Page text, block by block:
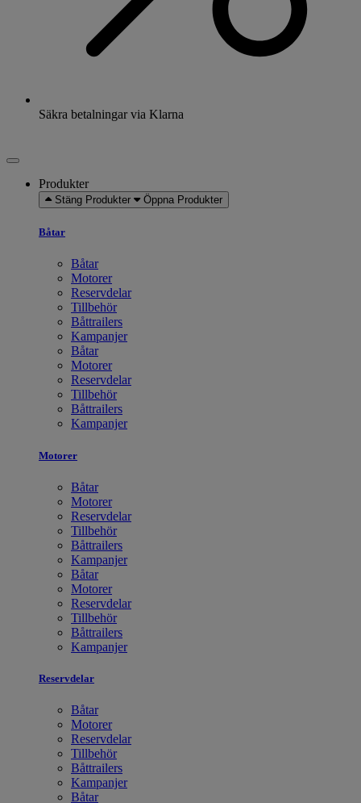
Säkra betalningar via Klarna
Produkter
Stäng Produkter Öppna Produkter
Båtar
Båtar
Motorer
Reservdelar
Tillbehör
Båttrailers
Kampanjer
Båtar
Motorer
Reservdelar
Tillbehör
Båttrailers
Kampanjer
Motorer
Båtar
Motorer
Reservdelar
Tillbehör
Båttrailers
Kampanjer
Båtar
Motorer
Reservdelar
Tillbehör
Båttrailers
Kampanjer
Reservdelar
Båtar
Motorer
Reservdelar
Tillbehör
Båttrailers
Kampanjer
Båtar